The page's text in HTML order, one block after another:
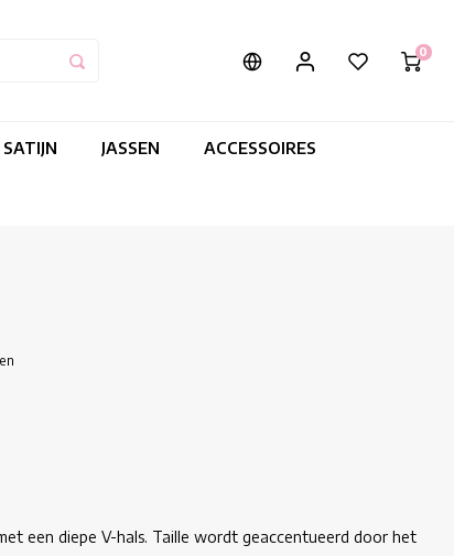
0
SATIJN JASSEN ACCESSOIRES
een diepe V-hals. Taille wordt geaccentueerd door het